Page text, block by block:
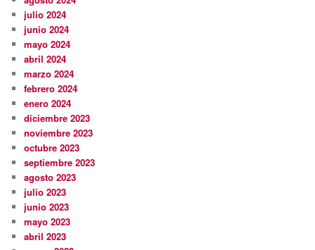
julio 2024
junio 2024
mayo 2024
abril 2024
marzo 2024
febrero 2024
enero 2024
diciembre 2023
noviembre 2023
octubre 2023
septiembre 2023
agosto 2023
julio 2023
junio 2023
mayo 2023
abril 2023